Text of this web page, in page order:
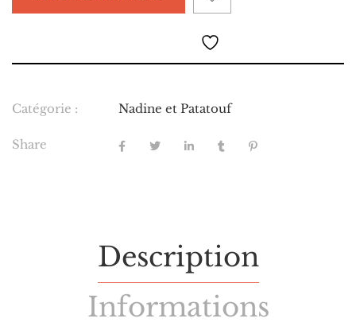
Catégorie : Nadine et Patatouf
Share
Description
Informations